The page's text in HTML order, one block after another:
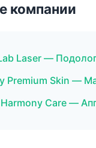
компании
Laser —
Premium Skin —
Care —